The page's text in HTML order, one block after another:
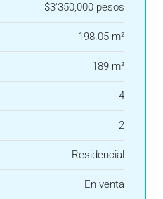
$3'350,000 pesos
198.05 m²
189 m²
4
2
Residencial
En venta